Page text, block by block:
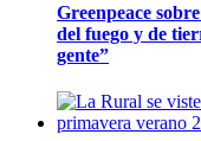
Greenpeace
del fuego y de
gente”